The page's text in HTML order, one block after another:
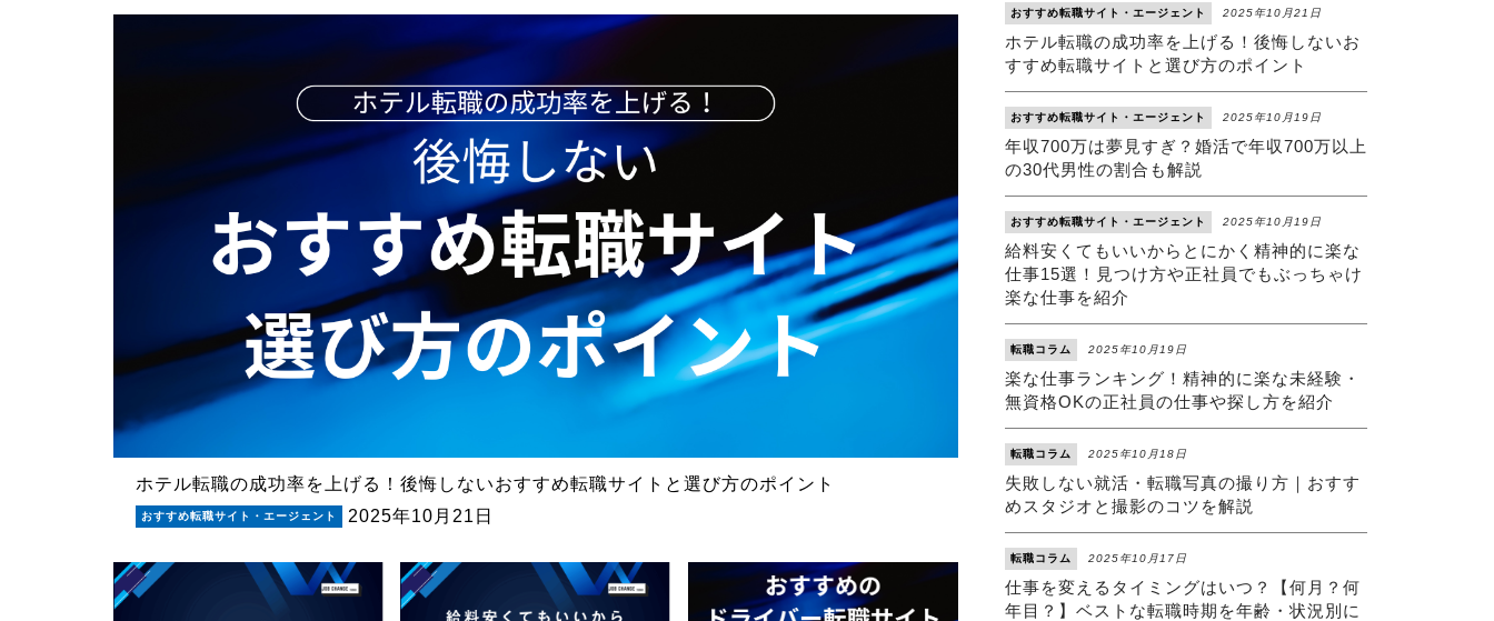
ホテル転職の成功率を上げる！後悔しないおすすめ転職サイトと選び方のポイント
おすすめ転職サイト・エージェント 2025年10月21日
おすすめ転職サイト・エージェント 2025年10月21日
ホテル転職の成功率を上げる！後悔しないお
すすめ転職サイトと選び方のポイント
おすすめ転職サイト・エージェント 2025年10月19日
年収700万は夢見すぎ？婚活で年収700万以上
の30代男性の割合も解説
おすすめ転職サイト・エージェント 2025年10月19日
給料安くてもいいからとにかく精神的に楽な
仕事15選！見つけ方や正社員でもぶっちゃけ
楽な仕事を紹介
転職コラム 2025年10月19日
楽な仕事ランキング！精神的に楽な未経験・
無資格OKの正社員の仕事や探し方を紹介
転職コラム 2025年10月18日
失敗しない就活・転職写真の撮り方｜おすす
めスタジオと撮影のコツを解説
転職コラム 2025年10月17日
仕事を変えるタイミングはいつ？【何月？何
年目？】ベストな転職時期を年齢・状況別に